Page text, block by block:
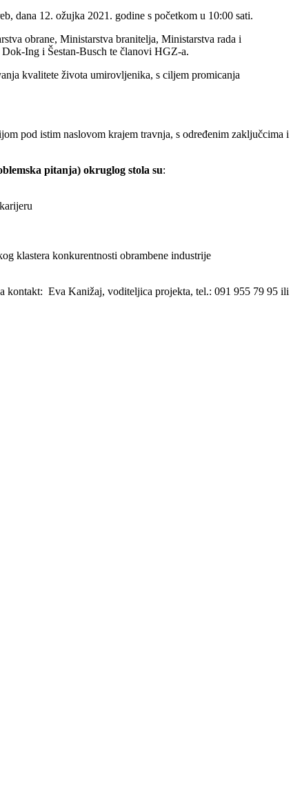
dana 12. ožujka 2021. godine s početkom u 10:00 sati.
obrane, Ministarstva branitelja, Ministarstva rada i
Dok-Ing i Šestan-Busch te članovi HGZ-a.
kvalitete života umirovljenika, s ciljem promicanja
pod istim naslovom krajem travnja, s određenim zaključcima i
pitanja) okruglog stola su:
klastera konkurentnosti obrambene industrije
kontakt: Eva Kanižaj, voditeljica projekta, tel.: 091 955 79 95 ili